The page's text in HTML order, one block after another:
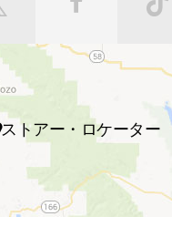
ストアー・ロケーター